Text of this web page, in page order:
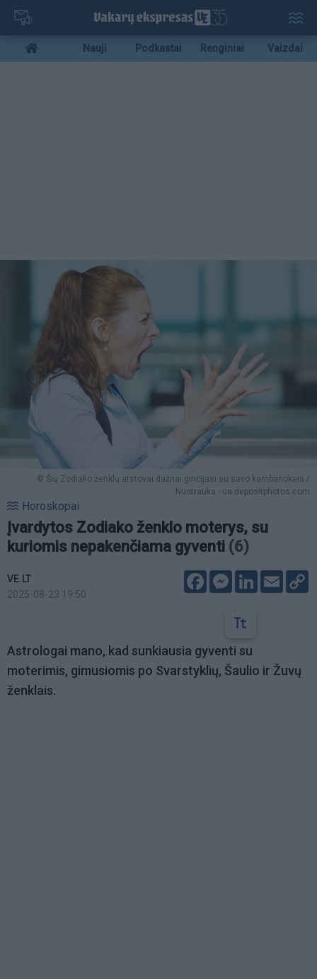
Pereiti
pagrindinį
turinį
Mobile
menu
Nauji Podkastai Renginiai Vaizdai
© Šių Zodiako ženklų atstovai dažnai ginčijasi su savo kambariokais /
Nuotrauka - ua.depositphotos.com
Horoskopai
Įvardytos Zodiako ženklo moterys, su
kuriomis nepakenčiama gyventi (6)
VE.LT
2025-08-23 19:50
FacebookMessenger
LinkedIn
Email
Astrologai mano, kad sunkiausia gyventi su
moterimis, gimusiomis po Svarstyklių, Šaulio ir Žuvų
ženklais.